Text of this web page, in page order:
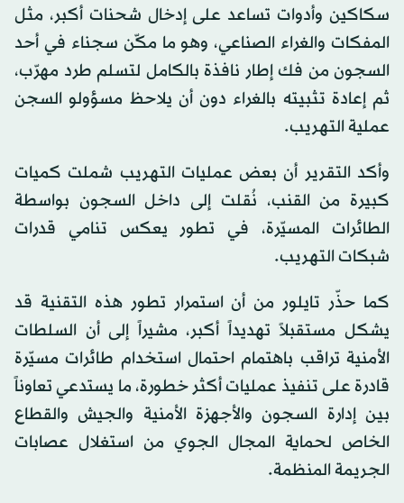
سكاكين وأدوات تساعد على إدخال شحنات أكبر، مثل
المفكات والغراء الصناعي، وهو ما مكّن سجناء في أحد
السجون من فك إطار نافذة بالكامل لتسلم طرد مهرّب،
ثم إعادة تثبيته بالغراء دون أن يلاحظ مسؤولو السجن
عملية التهريب.
وأكد التقرير أن بعض عمليات التهريب شملت كميات
كبيرة من القنب، نُقلت إلى داخل السجون بواسطة
الطائرات المسيّرة، في تطور يعكس تنامي قدرات
شبكات التهريب.
كما حذّر تايلور من أن استمرار تطور هذه التقنية قد
يشكل مستقبلاً تهديداً أكبر، مشيراً إلى أن السلطات
الأمنية تراقب باهتمام احتمال استخدام طائرات مسيّرة
قادرة على تنفيذ عمليات أكثر خطورة، ما يستدعي تعاوناً
بين إدارة السجون والأجهزة الأمنية والجيش والقطاع
الخاص لحماية المجال الجوي من استغلال عصابات
الجريمة المنظمة.